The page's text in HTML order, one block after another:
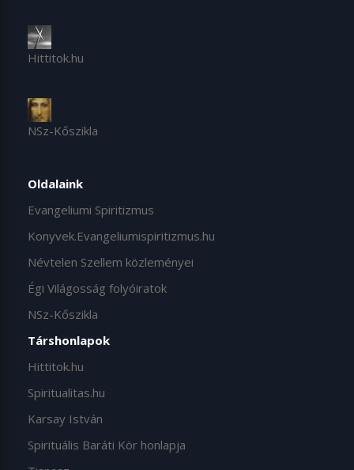
Hittitok.hu
NSz-Kőszikla
Oldalaink
Evangeliumi Spiritizmus
Konyvek.Evangeliumispiritizmus.hu
Névtelen Szellem közleményei
Égi Világosság folyóiratok
NSz-Kőszikla
Társhonlapok
Hittitok.hu
Spiritualitas.hu
Karsay István
Spirituális Baráti Kör honlapja